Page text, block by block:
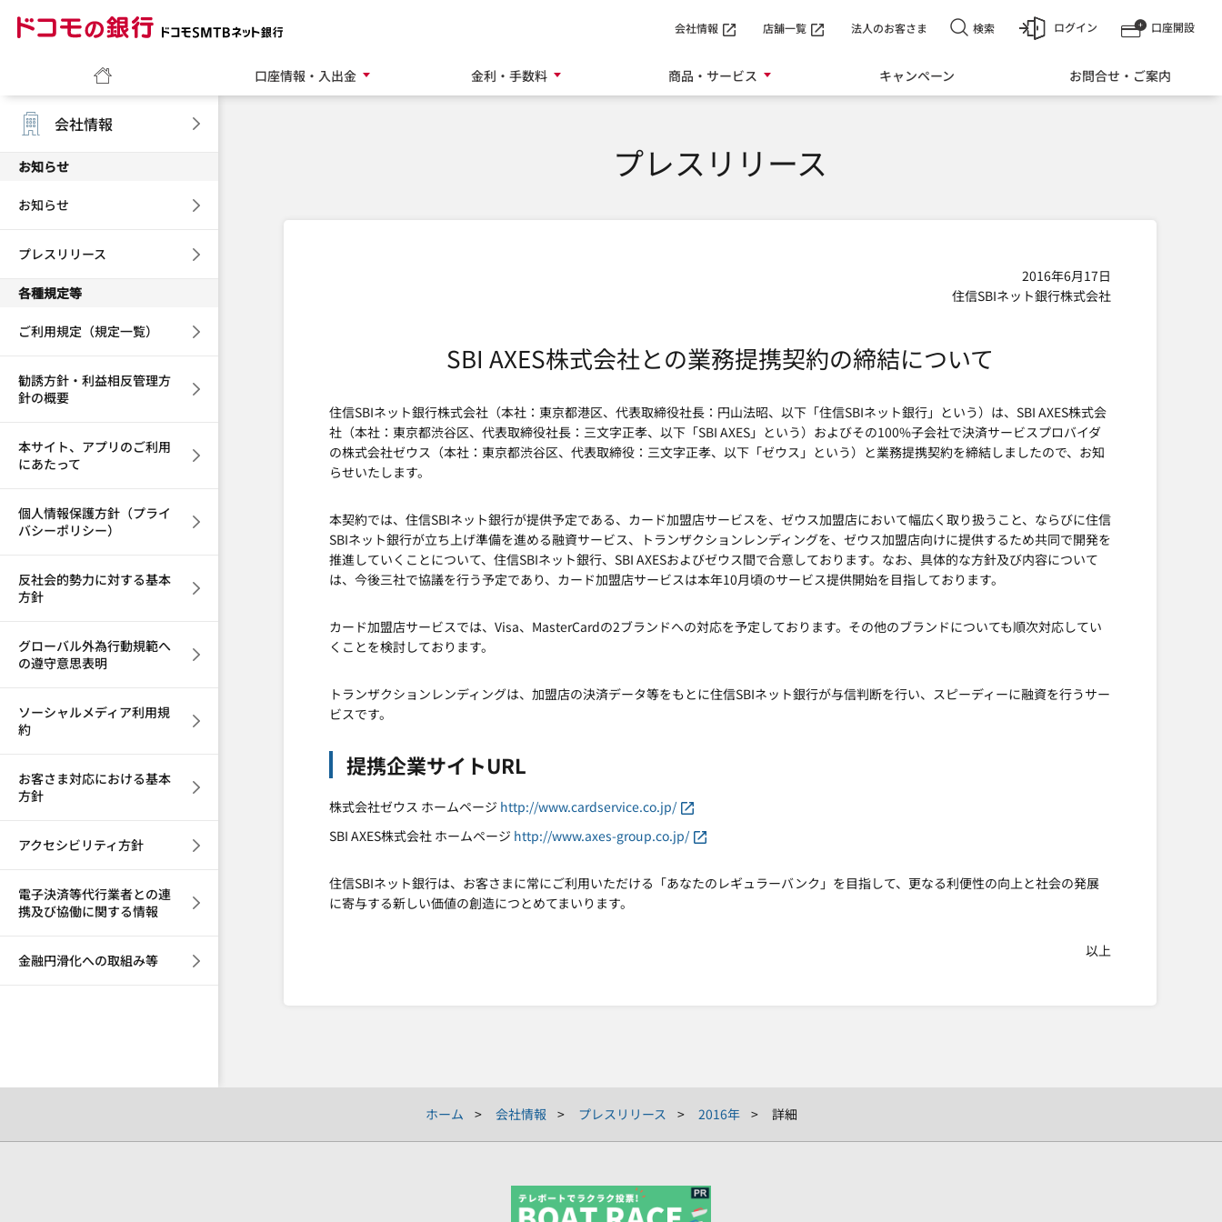
口座開設
ログイン
口座情報・入出金 金利・手数料 商品・サービス キャンペーン お問合せ・ご案内
会社情報 店舗一覧 法人のお客さま 検索
プレスリリース
2016年6月17日
住信SBIネット銀行株式会社
SBI AXES株式会社との業務提携契約の締結について
住信SBIネット銀行株式会社（本社：東京都港区、代表取締役社長：円山法昭、以下「住信SBIネット銀行」という）は、SBI AXES株式会
社（本社：東京都渋谷区、代表取締役社長：三文字正孝、以下「SBI AXES」という）およびその100%子会社で決済サービスプロバイダ
の株式会社ゼウス（本社：東京都渋谷区、代表取締役：三文字正孝、以下「ゼウス」という）と業務提携契約を締結しましたので、お知
らせいたします。
本契約では、住信SBIネット銀行が提供予定である、カード加盟店サービスを、ゼウス加盟店において幅広く取り扱うこと、ならびに住信
SBIネット銀行が立ち上げ準備を進める融資サービス、トランザクションレンディングを、ゼウス加盟店向けに提供するため共同で開発を
推進していくことについて、住信SBIネット銀行、SBI AXESおよびゼウス間で合意しております。なお、具体的な方針及び内容について
は、今後三社で協議を行う予定であり、カード加盟店サービスは本年10月頃のサービス提供開始を目指しております。
カード加盟店サービスでは、Visa、MasterCardの2ブランドへの対応を予定しております。その他のブランドについても順次対応してい
くことを検討しております。
トランザクションレンディングは、加盟店の決済データ等をもとに住信SBIネット銀行が与信判断を行い、スピーディーに融資を行うサー
ビスです。
提携企業サイトURL
株式会社ゼウス ホームページ http://www.cardservice.co.jp/
SBI AXES株式会社 ホームページ http://www.axes-group.co.jp/
住信SBIネット銀行は、お客さまに常にご利用いただける「あなたのレギュラーバンク」を目指して、更なる利便性の向上と社会の発展
に寄与する新しい価値の創造につとめてまいります。
以上
会社情報
お知らせ
お知らせ
プレスリリース
各種規定等
ご利用規定（規定一覧）
勧誘方針・利益相反管理方
針の概要
本サイト、アプリのご利用
にあたって
個人情報保護方針（プライ
バシーポリシー）
反社会的勢力に対する基本
方針
グローバル外為行動規範へ
の遵守意思表明
ソーシャルメディア利用規
約
お客さま対応における基本
方針
アクセシビリティ方針
電子決済等代行業者との連
携及び協働に関する情報
金融円滑化への取組み等
ホーム 会社情報 プレスリリース 2016年 詳細